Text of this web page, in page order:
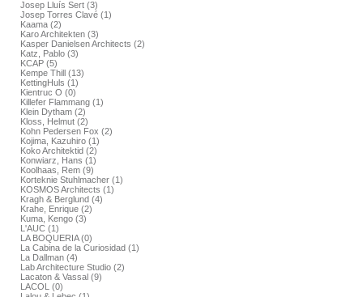
Josep Lluís Sert (3)
Josep Torres Clavé (1)
Kaama (2)
Karo Architekten (3)
Kasper Danielsen Architects (2)
Katz, Pablo (3)
KCAP (5)
Kempe Thill (13)
KettingHuls (1)
Kientruc O (0)
Killefer Flammang (1)
Klein Dytham (2)
Kloss, Helmut (2)
Kohn Pedersen Fox (2)
Kojima, Kazuhiro (1)
Koko Architektid (2)
Konwiarz, Hans (1)
Koolhaas, Rem (9)
Korteknie Stuhlmacher (1)
KOSMOS Architects (1)
Kragh & Berglund (4)
Krahe, Enrique (2)
Kuma, Kengo (3)
L'AUC (1)
LA BOQUERIA (0)
La Cabina de la Curiosidad (1)
La Dallman (4)
Lab Architecture Studio (2)
Lacaton & Vassal (9)
LACOL (0)